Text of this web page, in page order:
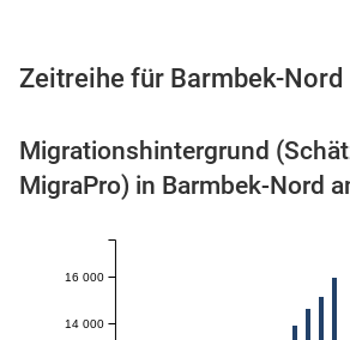
Zeitreihe für Barmbek-Nord
Migrationshintergrund
MigraPro) in Barmbek-Nord
14 000
16 000